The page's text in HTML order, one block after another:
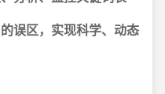
误区，实现科学、动态